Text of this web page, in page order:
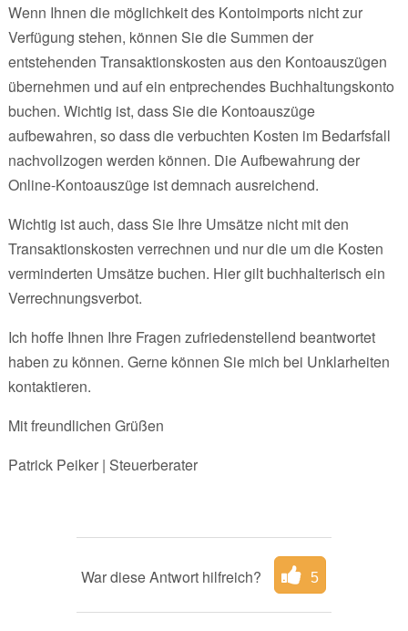
Wenn Ihnen die möglichkeit des Kontoimports nicht zur
Verfügung stehen, können Sie die Summen der
entstehenden Transaktionskosten aus den Kontoauszügen
übernehmen und auf ein entprechendes Buchhaltungskonto
buchen. Wichtig ist, dass Sie die Kontoauszüge
aufbewahren, so dass die verbuchten Kosten im Bedarfsfall
nachvollzogen werden können. Die Aufbewahrung der
Online-Kontoauszüge ist demnach ausreichend.
Wichtig ist auch, dass Sie Ihre Umsätze nicht mit den
Transaktionskosten verrechnen und nur die um die Kosten
verminderten Umsätze buchen. Hier gilt buchhalterisch ein
Verrechnungsverbot.
Ich hoffe Ihnen Ihre Fragen zufriedenstellend beantwortet
haben zu können. Gerne können Sie mich bei Unklarheiten
kontaktieren.
Mit freundlichen Grüßen
Patrick Peiker | Steuerberater
War diese Antwort hilfreich? 5